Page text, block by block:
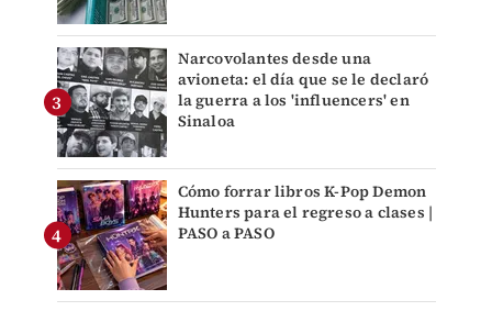
Narcovolantes desde una
avioneta: el día que se le declaró
la guerra a los 'influencers' en
Sinaloa
Cómo forrar libros K-Pop Demon
Hunters para el regreso a clases |
PASO a PASO